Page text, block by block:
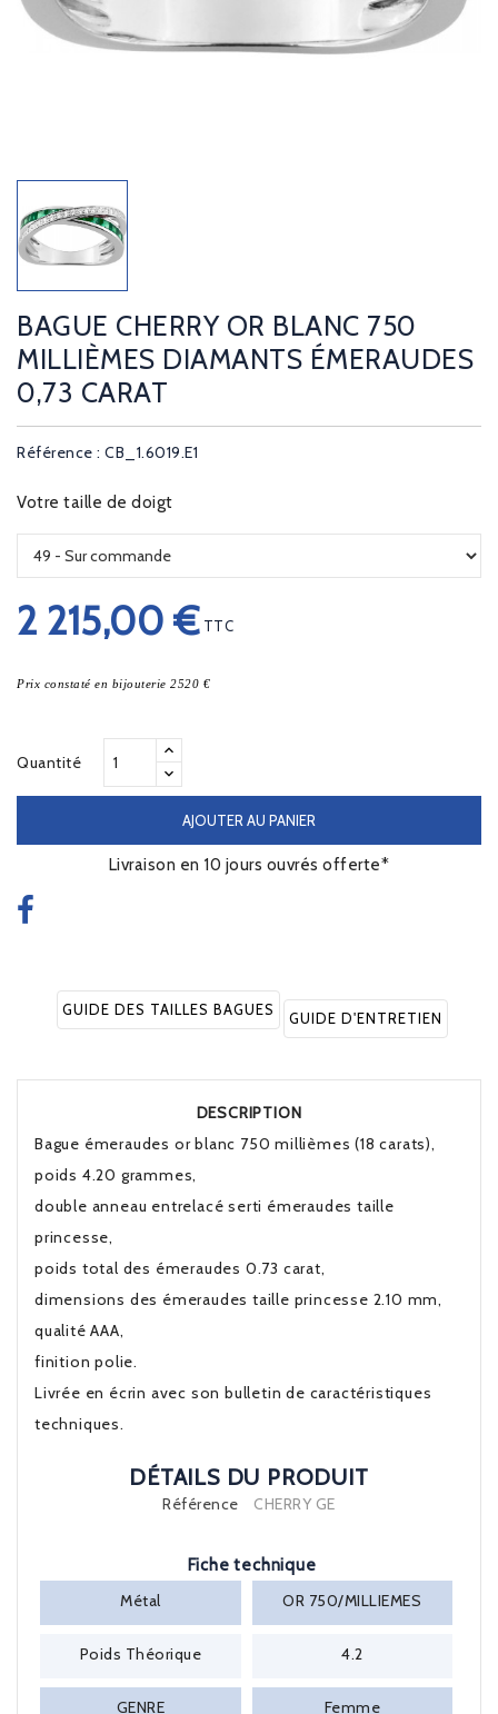
BAGUE CHERRY OR BLANC 750
MILLIÈMES DIAMANTS ÉMERAUDES
0,73 CARAT
Référence : CB_1.6019.E1
Votre taille de doigt
2 215,00 € TTC
Prix constaté en bijouterie 2520 €
Quantité
AJOUTER AU PANIER
Livraison en 10 jours ouvrés offerte*
GUIDE DES TAILLES BAGUES GUIDE D'ENTRETIEN
DESCRIPTION
Bague émeraudes or blanc 750 millièmes (18 carats),
poids 4.20 grammes,
double anneau entrelacé serti émeraudes taille
princesse,
poids total des émeraudes 0.73 carat,
dimensions des émeraudes taille princesse 2.10 mm,
qualité AAA,
finition polie.
Livrée en écrin avec son bulletin de caractéristiques
techniques.
DÉTAILS DU PRODUIT
Référence CHERRY GE
Fiche technique
Métal
OR 750/MILLIEMES
Poids Théorique 4.2
GENRE Femme